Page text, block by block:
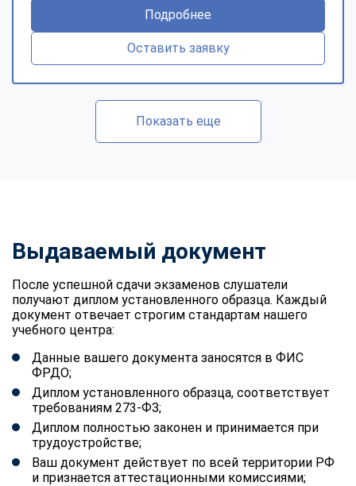
Подробнее
Оставить заявку
Показать еще
Выдаваемый документ
После успешной сдачи экзаменов слушатели
получают диплом установленного образца. Каждый
документ отвечает строгим стандартам нашего
учебного центра:
Данные вашего документа заносятся в ФИС
ФРДО;
Диплом установленного образца, соответствует
требованиям 273-ФЗ;
Диплом полностью законен и принимается при
трудоустройстве;
Ваш документ действует по всей территории РФ
и признается аттестационными комиссиями;